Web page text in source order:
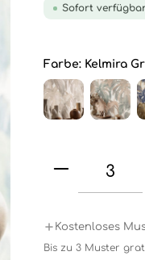
Sofort
Farbe: Kelmira
Kostenloses
Bis zu 3 Muster